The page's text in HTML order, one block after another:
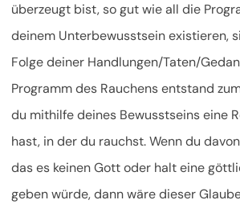
überzeugt bist, so gut wie all die
deinem Unterbewusstsein existieren,
Folge deiner Handlungen/Taten/
Programm des Rauchens entstand
du mithilfe deines Bewusstseins eine
hast, in der du rauchst. Wenn du
das es keinen Gott oder halt eine
geben würde, dann wäre dieser